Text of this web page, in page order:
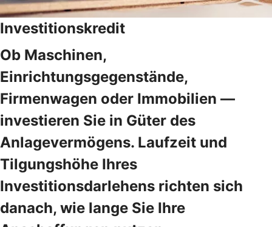
Investitionskredit
Ob Maschinen,
Einrichtungsgegenstände,
Firmenwagen oder Immobilien —
investieren Sie in Güter des
Anlagevermögens. Laufzeit und
Tilgungshöhe Ihres
Investitionsdarlehens richten sich
danach, wie lange Sie Ihre